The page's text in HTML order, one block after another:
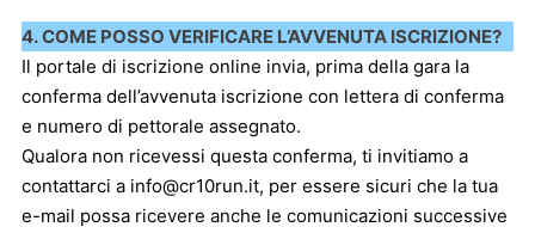
4. COME POSSO VERIFICARE L’AVVENUTA ISCRIZIONE?
Il portale di iscrizione online invia, prima della gara la
conferma dell’avvenuta iscrizione con lettera di conferma
e numero di pettorale assegnato.
Qualora non ricevessi questa conferma, ti invitiamo a
contattarci a info@cr10run.it, per essere sicuri che la tua
e-mail possa ricevere anche le comunicazioni successive